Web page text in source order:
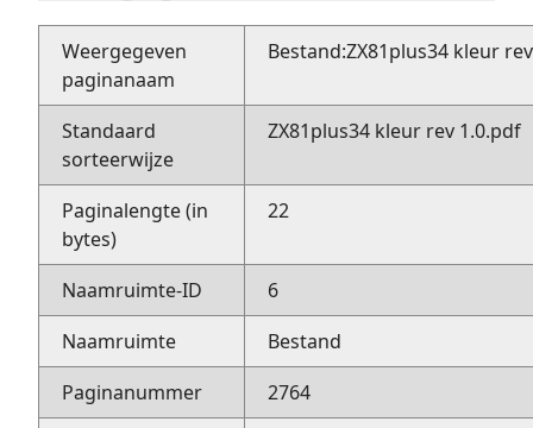
Weergegeven
paginanaam
Bestand:ZX81plus34 kleur
Standaard
sorteerwijze
ZX81plus34 kleur rev 1.0.pdf
Paginalengte (in
bytes)
22
Naamruimte-ID
6
Naamruimte
Bestand
Paginanummer
2764